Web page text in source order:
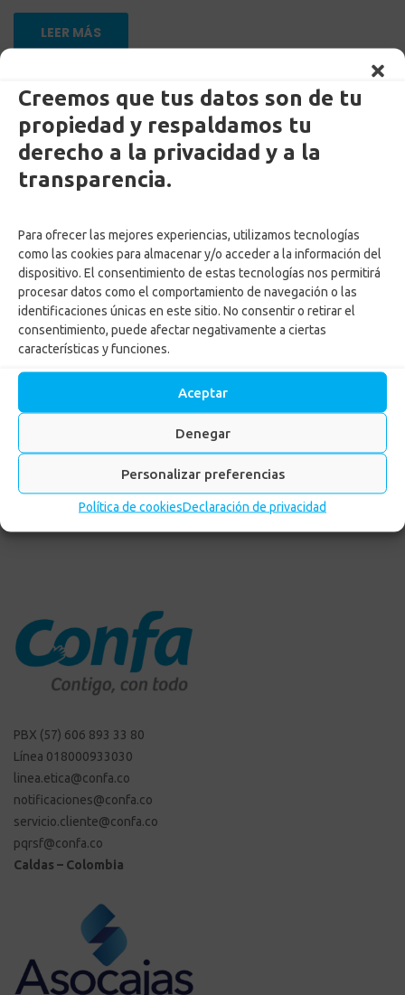
Creemos que tus datos son de tu
propiedad y respaldamos tu
derecho a la privacidad y a la
transparencia.
Para ofrecer las mejores experiencias, utilizamos tecnologías
como las cookies para almacenar y/o acceder a la información del
dispositivo. El consentimiento de estas tecnologías nos permitirá
procesar datos como el comportamiento de navegación o las
identificaciones únicas en este sitio. No consentir o retirar el
consentimiento, puede afectar negativamente a ciertas
características y funciones.
Aceptar
Denegar
Personalizar preferencias
Política de cookiesDeclaración de privacidad
LEER MÁS
Yoga: transformando cuerpos y
mentes
Recreación & Cultura
PBX (57) 606 893 33 80
Línea 018000933030
linea.etica@confa.co
notificaciones@confa.co
servicio.cliente@confa.co
pqrsf@confa.co
Caldas – Colombia